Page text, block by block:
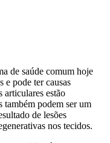
de saúde comum hoje
e pode ter causas
articulares estão
também podem ser um
de lesões
nos tecidos.